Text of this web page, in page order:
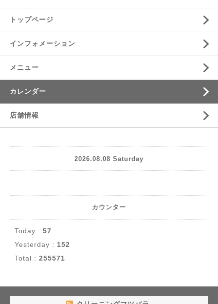
トップページ
インフォメーション
メニュー
カレンダー
店舗情報
2026.08.08 Saturday
カウンター
Today : 57
Yesterday : 152
Total : 255571